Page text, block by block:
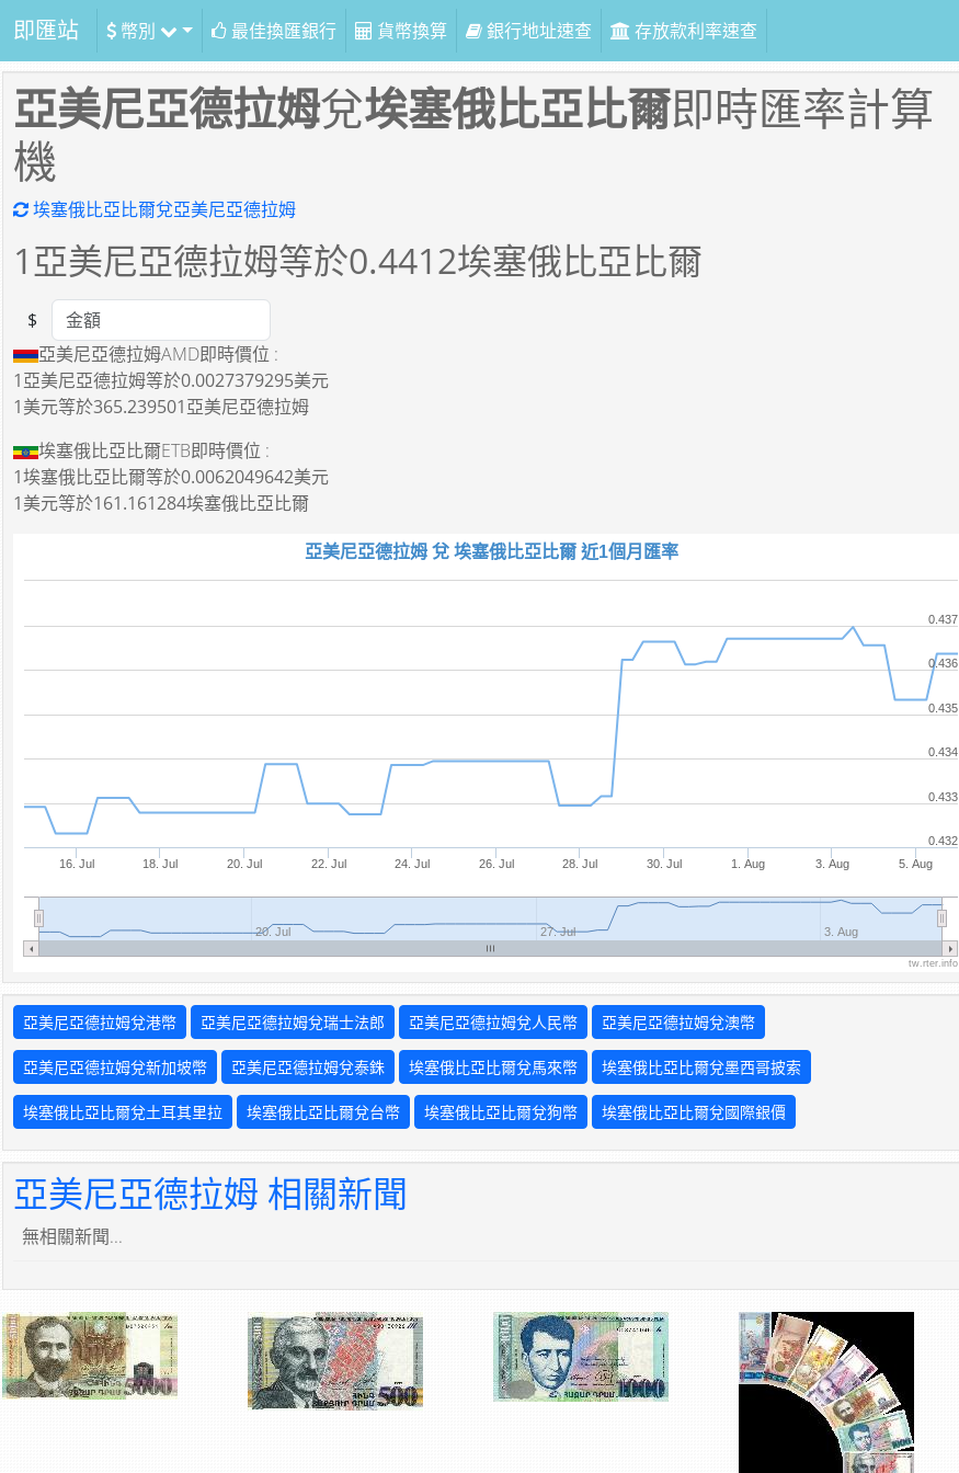
即匯站 幣別 最佳換匯銀行 貨幣換算 銀行地址速查 存放款利率速查
亞美尼亞德拉姆兌埃塞俄比亞比爾即時匯率計算
機
埃塞俄比亞比爾兌亞美尼亞德拉姆
1亞美尼亞德拉姆等於0.4412埃塞俄比亞比爾
Amount
$
亞美尼亞德拉姆AMD即時價位 :
1亞美尼亞德拉姆等於0.0027379295美元
1美元等於365.239501亞美尼亞德拉姆
埃塞俄比亞比爾ETB即時價位 :
1埃塞俄比亞比爾等於0.0062049642美元
1美元等於161.161284埃塞俄比亞比爾
亞美尼亞德拉姆 兌 埃塞俄比亞比爾 近1個月匯率
16. Jul 18. Jul 20. Jul 22. Jul 24. Jul 26. Jul 28. Jul 30. Jul 1. Aug 3. Aug 5. Aug
20. Jul 27. Jul 3. Aug
0.432
0.433
0.434
0.435
0.436
0.437
tw.rter.info
亞美尼亞德拉姆兌港幣 亞美尼亞德拉姆兌瑞士法郎 亞美尼亞德拉姆兌人民幣 亞美尼亞德拉姆兌澳幣
亞美尼亞德拉姆兌新加坡幣 亞美尼亞德拉姆兌泰銖 埃塞俄比亞比爾兌馬來幣 埃塞俄比亞比爾兌墨西哥披索
埃塞俄比亞比爾兌土耳其里拉 埃塞俄比亞比爾兌台幣 埃塞俄比亞比爾兌狗幣 埃塞俄比亞比爾兌國際銀價
亞美尼亞德拉姆 相關新聞
無相關新聞...